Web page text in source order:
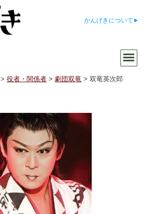
かんげきについて
>役者・関係者 >劇団双竜 >双竜英次郎